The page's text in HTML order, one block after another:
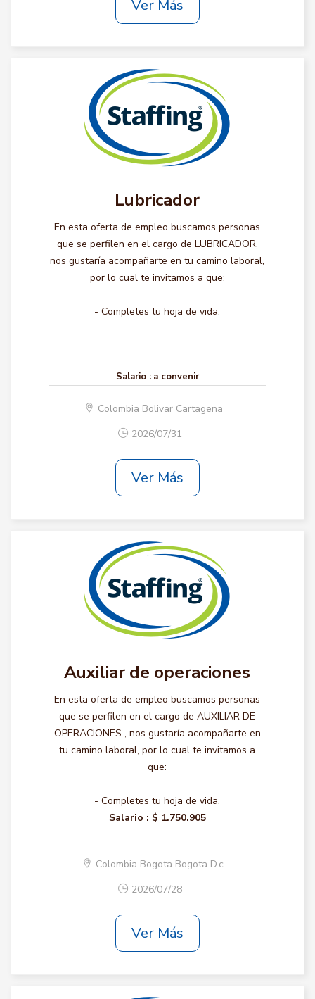
Ver Más
Lubricador
En esta oferta de empleo buscamos personas
que se perfilen en el cargo de LUBRICADOR,
nos gustaría acompañarte en tu camino laboral,
por lo cual te invitamos a que:
- Completes tu hoja de vida.
...
Salario : a convenir
Colombia Bolivar Cartagena
2026/07/31
Ver Más
Auxiliar de operaciones
En esta oferta de empleo buscamos personas
que se perfilen en el cargo de AUXILIAR DE
OPERACIONES , nos gustaría acompañarte en
tu camino laboral, por lo cual te invitamos a
que:
- Completes tu hoja de vida.
Salario : $ 1.750.905
Colombia Bogota Bogota D.c.
2026/07/28
Ver Más